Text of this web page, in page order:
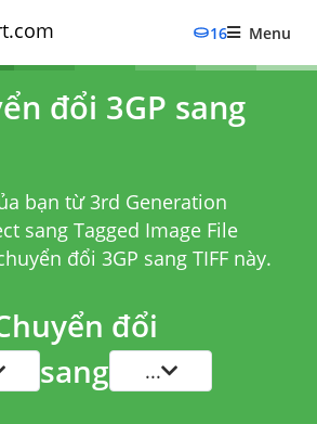
16 Menu
đổi 3GP sang
bạn từ 3rd Generation
sang Tagged Image File
đổi 3GP sang TIFFnày.
đổi
sang ...